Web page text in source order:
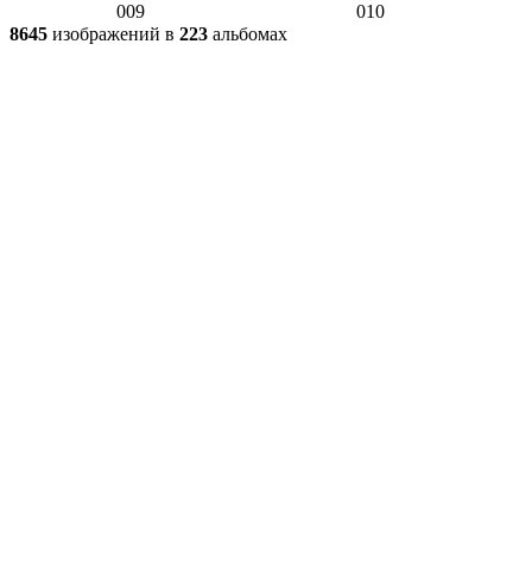
009
010
8645 изображений в 223 альбомах